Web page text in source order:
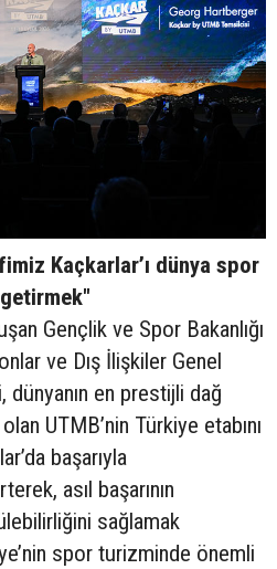
Kaçkarlar’ı dünya spor
Gençlik ve Spor Bakanlığı
ve Dış İlişkiler Genel
en prestijli dağ
UTMB’nin Türkiye etabını
başarıyla
asıl başarının
sağlamak
spor turizminde önemli